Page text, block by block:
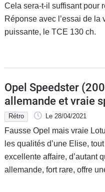
Cela sera-t-il suffisant pour
Réponse avec l’essai de
puissante, le TCE 130 ch.
Opel Speedster
allemande et vraie
17 000 €
Rétro Le 28/04/2021
Fausse Opel mais vraie
les qualités d’une Elise,
excellente affaire, d’autant
allemande, fort rare, offre